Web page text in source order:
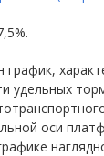
график,
удельных
оси